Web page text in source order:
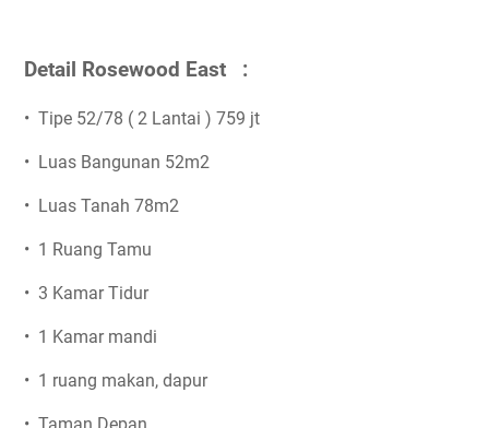
Detail Rosewood East :
• Tipe 52/78 ( 2 Lantai ) 759 jt
• Luas Bangunan 52m2
• Luas Tanah 78m2
• 1 Ruang Tamu
• 3 Kamar Tidur
• 1 Kamar mandi
• 1 ruang makan, dapur